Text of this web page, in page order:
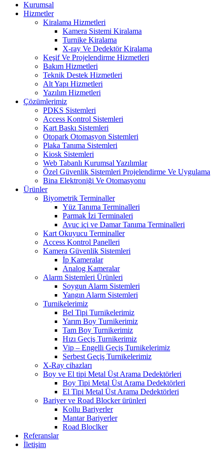
Kurumsal
Hizmetler
Kiralama Hizmetleri
Kamera Sistemi Kiralama
Turnike Kiralama
X-ray Ve Dedektör Kiralama
Keşif Ve Projelendirme Hizmetleri
Bakım Hizmetleri
Teknik Destek Hizmetleri
Alt Yapı Hizmetleri
Yazılım Hizmetleri
Çözümlerimiz
PDKS Sistemleri
Access Kontrol Sistemleri
Kart Baskı Sistemleri
Otopark Otomasyon Sistemleri
Plaka Tanıma Sistemleri
Kiosk Sistemleri
Web Tabanlı Kurumsal Yazılımlar
Özel Güvenlik Sistemleri Projelendirme Ve Uygulama
Bina Elektroniği Ve Otomasyonu
Ürünler
Biyometrik Terminaller
Yüz Tanıma Terminalleri
Parmak İzi Terminaleri
Avuç içi ve Damar Tanıma Terminalleri
Kart Okuyucu Terminaller
Access Kontrol Panelleri
Kamera Güvenlik Sistemleri
İp Kameralar
Analog Kameralar
Alarm Sistemleri Ürünleri
Soygun Alarm Sistemleri
Yangın Alarm Sistemleri
Turnikelerimiz
Bel Tipi Turnikelerimiz
Yarım Boy Turnikerimiz
Tam Boy Turnikerimiz
Hızı Geçiş Turnikerimiz
Vip – Engelli Geçiş Turnikelerimiz
Serbest Geçiş Turnikelerimiz
X-Ray cihazları
Boy ve El tipi Metal Üst Arama Dedektörleri
Boy Tipi Metal Üst Arama Dedektörleri
El Tipi Metal Üst Arama Dedektörleri
Bariyer ve Road Blocker ürünleri
Kollu Bariyerler
Mantar Bariyerler
Road Bloclker
Referanslar
İletişim